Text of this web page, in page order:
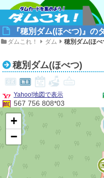
『穂別ダム(ほべつ)』の
ダムこれ！ ダム 穂別ダム(ほべ
穂別ダム(ほべつ)
Yahoo!地図で表示
567 756 808*03
+
−